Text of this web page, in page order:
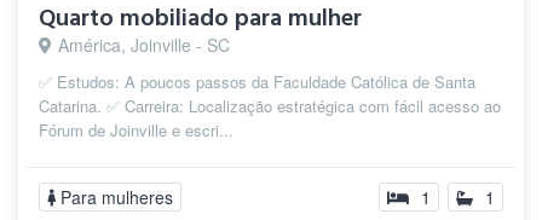
Quarto mobiliado para mulher
América, Joinville - SC
✅ Estudos: A poucos passos da Faculdade Católica de Santa
Catarina. ✅ Carreira: Localização estratégica com fácil acesso ao
Fórum de Joinville e escri...
Para mulheres 1 1